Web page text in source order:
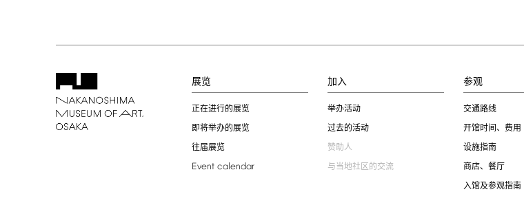
展览
正在进行的展览
即将举办的展览
往届展览
Event calendar
加入
举办活动
过去的活动
赞助人
与当地社区的交流
参观
交通路线
开馆时间、费用
设施指南
商店、餐厅
入馆及参观指南